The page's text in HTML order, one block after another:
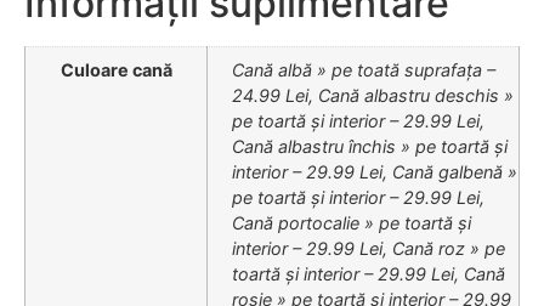
Culoare cană
Cană albă » pe toată suprafața –
24.99 Lei, Cană albastru deschis »
pe toartă și interior – 29.99 Lei,
Cană albastru închis » pe toartă și
interior – 29.99 Lei, Cană galbenă »
pe toartă și interior – 29.99 Lei,
Cană portocalie » pe toartă și
interior – 29.99 Lei, Cană roz » pe
toartă și interior – 29.99 Lei, Cană
roșie » pe toartă și interior – 29.99